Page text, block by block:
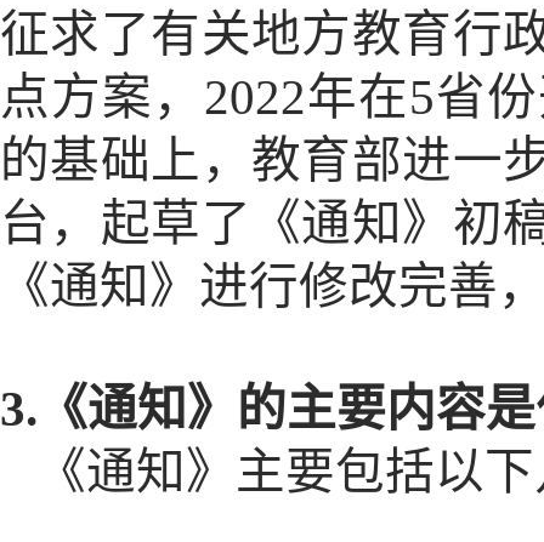
征求了有关地方教育行
点方案， 2022年在5省
的基础上，教育部进一
台，起草了《通知》初
《通知》进行修改完善
3.《通知》的主要内容
《通知》主要包括以